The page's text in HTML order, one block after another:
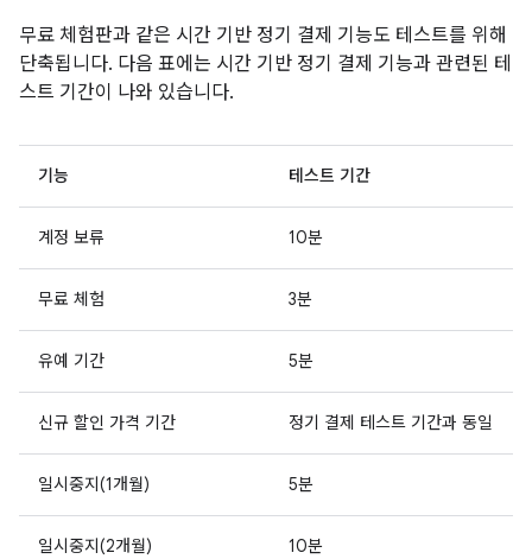
무료 체험판과 같은 시간 기반 정기 결제 기능도 테스트를 위해
단축됩니다. 다음 표에는 시간 기반 정기 결제 기능과 관련된 테
스트 기간이 나와 있습니다.
기능 테스트 기간
계정 보류 10분
무료 체험 3분
유예 기간 5분
신규 할인 가격 기간 정기 결제 테스트 기간과 동일
일시중지(1개월) 5분
일시중지(2개월) 10분